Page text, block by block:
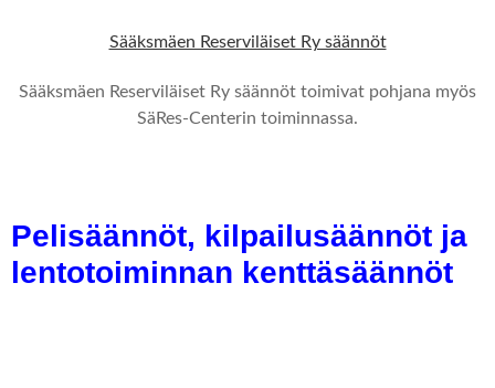
Sääksmäen Reserviläiset Ry säännöt
Sääksmäen Reserviläiset Ry säännöt toimivat pohjana myös
SäRes-Centerin toiminnassa.
Pelisäännöt, kilpailusäännöt ja
lentotoiminnan kenttäsäännöt